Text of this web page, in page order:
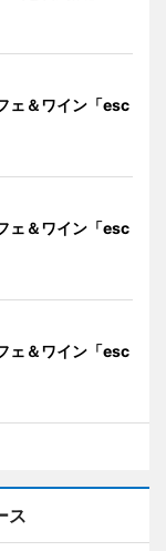
ェ＆ワイン「esc
ェ＆ワイン「esc
ェ＆ワイン「esc
ス